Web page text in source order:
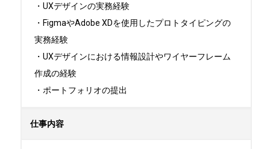
・UXデザインの実務経験
・FigmaやAdobe XDを使用したプロトタイピングの
実務経験
・UXデザインにおける情報設計やワイヤーフレーム
作成の経験
・ポートフォリオの提出
仕事内容